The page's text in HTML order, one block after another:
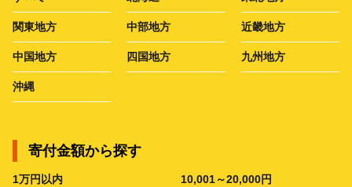
関東地方 中部地方 近畿地方
中国地方 四国地方 九州地方
沖縄
寄付金額から探す
1万円以内 10,001～20,000円